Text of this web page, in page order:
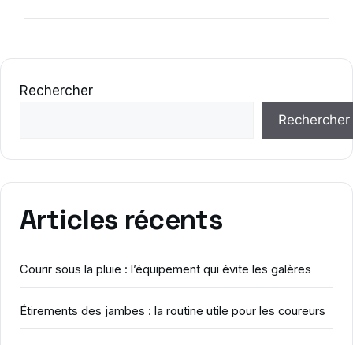
Rechercher
Rechercher
Articles récents
Courir sous la pluie : l’équipement qui évite les galères
Étirements des jambes : la routine utile pour les coureurs